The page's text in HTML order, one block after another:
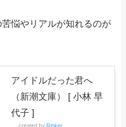
悩やリアルが知れるのが
アイドルだった君へ
（新潮文庫） [ 小林 早
代子 ]
created by Rinker